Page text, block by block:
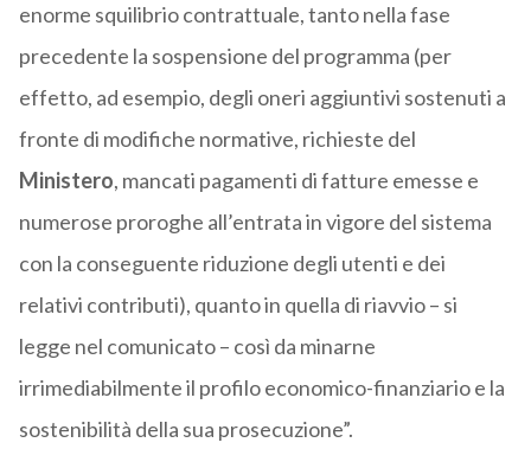
enorme squilibrio contrattuale, tanto nella fase
precedente la sospensione del programma (per
effetto, ad esempio, degli oneri aggiuntivi sostenuti a
fronte di modifiche normative, richieste del
Ministero, mancati pagamenti di fatture emesse e
numerose proroghe all’entrata in vigore del sistema
con la conseguente riduzione degli utenti e dei
relativi contributi), quanto in quella di riavvio – si
legge nel comunicato – così da minarne
irrimediabilmente il profilo economico-finanziario e la
sostenibilità della sua prosecuzione”.